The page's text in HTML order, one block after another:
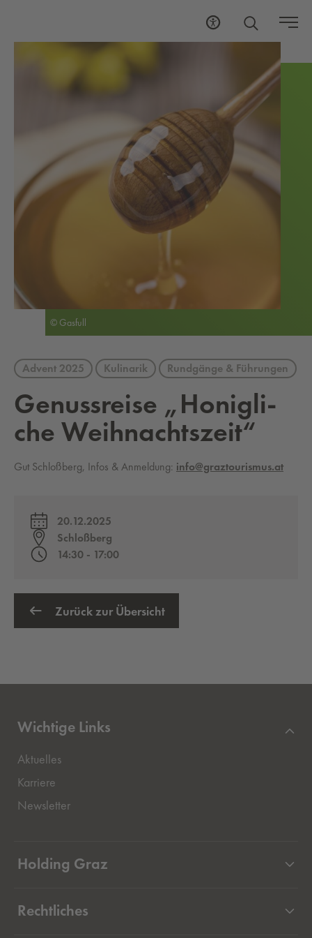
Advent 2025 Kulinarik Rundgänge & Führungen
Ge­nuss­rei­se „Ho­nig­li­
che Weih­nachts­zeit“
Gut Schloßberg, Infos & Anmeldung: info@graztourismus.at
20.12.2025
Schloßberg
14:30 - 17:00
© Gasfull
Zurück zur Übersicht
Wichtige Links
Aktuelles
Karriere
Newsletter
Holding Graz
Beteiligungen
Rechtliches